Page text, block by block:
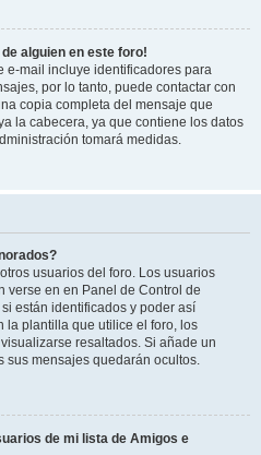
alguien en este foro!
e-mail incluye identificadores para
por lo tanto, puede contactar con
copia completa del mensaje que
la cabecera, ya que contiene los datos
tomará medidas.
usuarios del foro. Los usuarios
verse en en Panel de Control de
están identificados y poder así
la plantilla que utilice el foro, los
resaltados. Si añade un
sus mensajes quedarán ocultos.
de mi lista de Amigos e